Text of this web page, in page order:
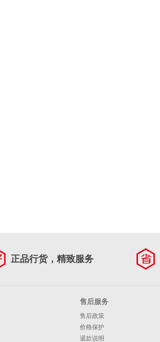
正品行货，精致服务
售后服务
售后政策
价格保护
退款说明